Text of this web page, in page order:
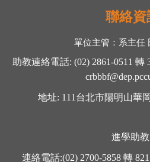
聯絡資
單位主管： 系主任
助教連絡電話: (02) 2861-0511 轉
地址: 111 台北市陽明山華
進學助教
連絡電話:(02) 2700-5858 轉